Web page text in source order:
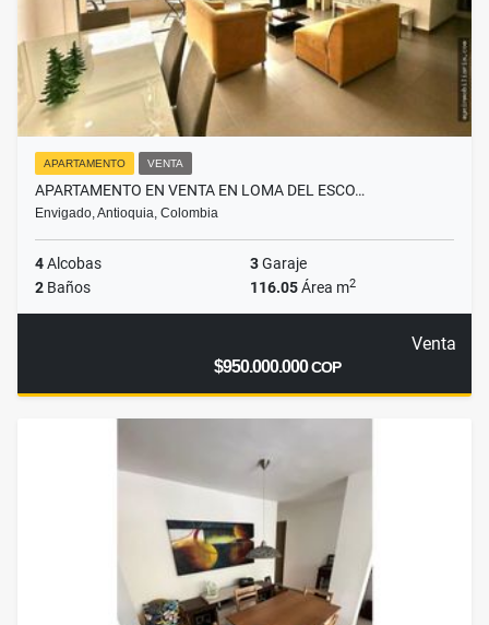
APARTAMENTO VENTA
APARTAMENTO EN VENTA EN LOMA DEL ESCO…
Envigado, Antioquia, Colombia
4Alcobas 3Garaje
2 Baños 116.05Área m2
Venta
$950.000.000COP